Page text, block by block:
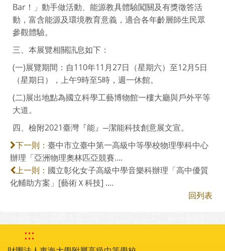
Bar！」動手做活動、能源教具體驗闖關及有獎徵答活
動，富含能源及環境教育意義，適合各年齡層師生民眾
參觀體驗。
三、本展覽相關訊息如下：
(一)展覽期間：自110年11月27日（星期六）至12月5日
（星期日），上午9時至5時，週一休館。
(二)展出地點為國立科學工藝博物館一樓大廳與戶外平等
大道。
四、檢附2021臺灣『能』─潔能科技創意展文宣。
下一則： 臺中市立臺中第一高級中等學校物理學科中心
辦理「亞洲物理奧林匹亞競賽....
上一則： 國立彰化女子高級中學音樂科辦理「高中優質
化輔助方案」[藝術Ｘ科技] ....
回列表
:::